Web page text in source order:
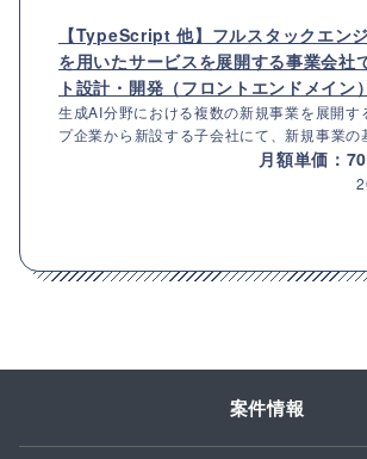
【TypeScript 他】フルスタックエン
を用いたサービスを展開する事業会社
ト設計・開発（フロントエンドメイン）
生成AI分野における複数の新規事業を展開す
プ企業から新設する子会社にて、新規事業の
月額単価：
案件情報